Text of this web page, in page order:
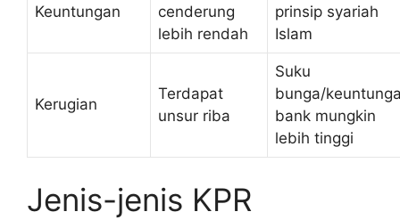
Keuntungan
cenderung
lebih rendah
prinsip syariah
Islam
Kerugian
Terdapat
unsur riba
Suku
bunga/
bank mungkin
lebih tinggi
Jenis-jenis KPR